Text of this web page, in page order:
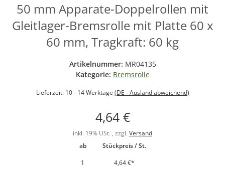
50 mm Apparate-Doppelrollen mit
Gleitlager-Bremsrolle mit Platte 60 x
60 mm, Tragkraft: 60 kg
Artikelnummer: MR04135
Kategorie: Bremsrolle
Lieferzeit: 10 - 14 Werktage (DE - Ausland abweichend)
4,64 €
inkl. 19% USt. , zzgl. Versand
ab
Stückpreis / St.
1
4,64 €*